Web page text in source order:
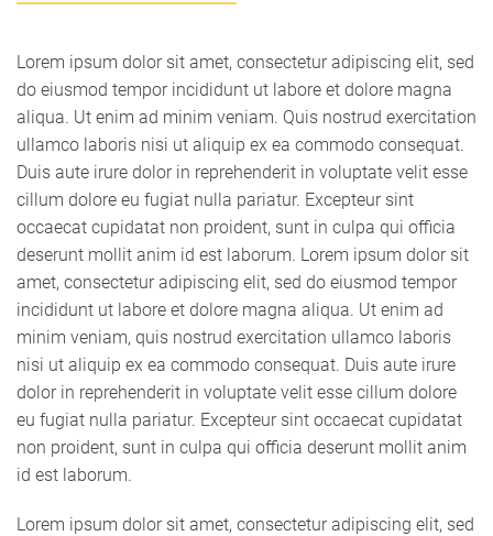
Lorem ipsum dolor sit amet, consectetur adipiscing elit, sed
do eiusmod tempor incididunt ut labore et dolore magna
aliqua. Ut enim ad minim veniam. Quis nostrud exercitation
ullamco laboris nisi ut aliquip ex ea commodo consequat.
Duis aute irure dolor in reprehenderit in voluptate velit esse
cillum dolore eu fugiat nulla pariatur. Excepteur sint
occaecat cupidatat non proident, sunt in culpa qui officia
deserunt mollit anim id est laborum. Lorem ipsum dolor sit
amet, consectetur adipiscing elit, sed do eiusmod tempor
incididunt ut labore et dolore magna aliqua. Ut enim ad
minim veniam, quis nostrud exercitation ullamco laboris
nisi ut aliquip ex ea commodo consequat. Duis aute irure
dolor in reprehenderit in voluptate velit esse cillum dolore
eu fugiat nulla pariatur. Excepteur sint occaecat cupidatat
non proident, sunt in culpa qui officia deserunt mollit anim
id est laborum.
Lorem ipsum dolor sit amet, consectetur adipiscing elit, sed